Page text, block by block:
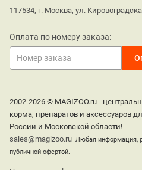
117534, г. Москва, ул.
Оплата по номеру заказа:
2002-2026 © MAGIZOO.ru -
корма, препаратов и аксессуаров
России и Московской области!
sales@magizoo.ru Любая информация,
публичной офертой.